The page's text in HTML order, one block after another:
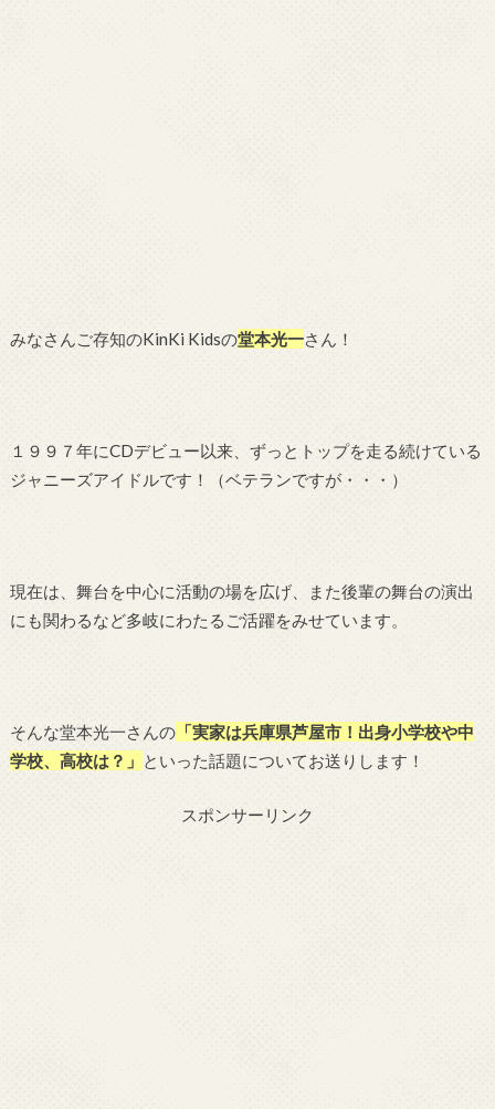
みなさんご存知のKinKi Kidsの堂本光一さん！
１９９７年にCDデビュー以来、ずっとトップを走る続けている
ジャニーズアイドルです！（ベテランですが・・・）
現在は、舞台を中心に活動の場を広げ、また後輩の舞台の演出
にも関わるなど多岐にわたるご活躍をみせています。
そんな堂本光一さんの「実家は兵庫県芦屋市！出身小学校や中
学校、高校は？」 といった話題についてお送りします！
スポンサーリンク